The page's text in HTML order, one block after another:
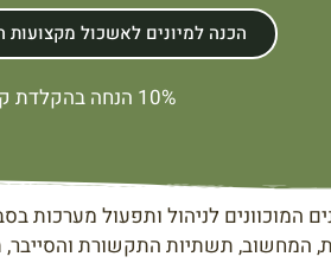
הכנה למיונים לאשכול
10% הנחה בהקלדת קוד הקופון
המוכוונים לניהול ותפעול
המחשוב, תשתיות התקשורת